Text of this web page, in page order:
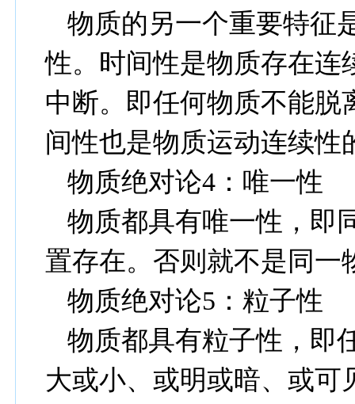
物质的另一个重要特征
性。时间性是物质存在连
中断。即任何物质不能脱
间性也是物质运动连续性
物质绝对论4 ：唯一性
物质都具有唯一性，即
置存在。否则就不是同一
物质绝对论5 ：粒子性
物质都具有粒子性，即
大或小、或明或暗、或可